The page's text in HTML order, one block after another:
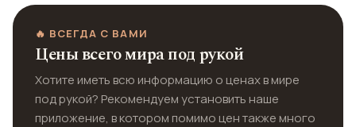
🔥 ВСЕГДА С ВАМИ
Цены всего мира под рукой
Хотите иметь всю информацию о ценах в мире
под рукой? Рекомендуем установить наше
приложение, в котором помимо цен также много